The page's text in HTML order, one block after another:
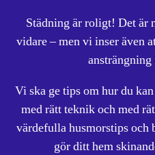
Städning är roligt! Det är
vidare – men vi inser även
Vi ska ge tips om hur du
med rätt teknik och med
värdefulla husmorstips och
gör ditt hem